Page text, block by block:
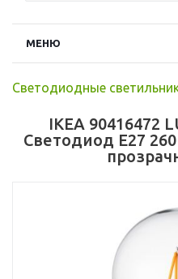
МЕНЮ
Светодиодные
IKEA 90416472
Светодиод E27